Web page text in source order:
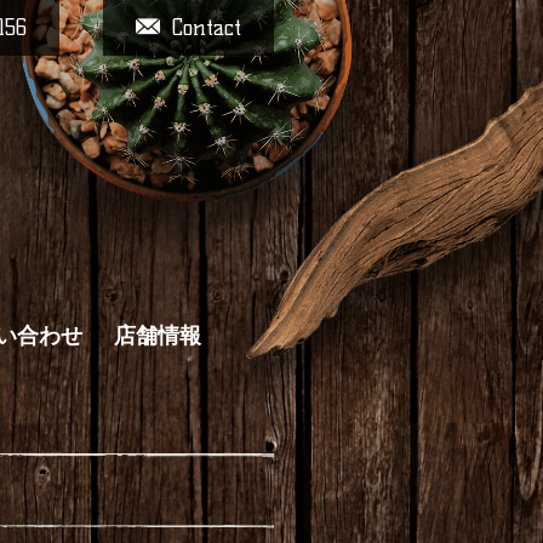
Contact
合わせ 店舗情報